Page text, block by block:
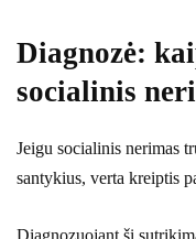
Diagnozė:
socialinis
Jeigu socialinis nerimas
santykius, verta kreiptis